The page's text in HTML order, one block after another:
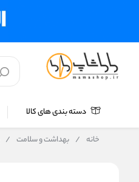
دسته بندی های کالا
خانه / بهداشت و سلامت /